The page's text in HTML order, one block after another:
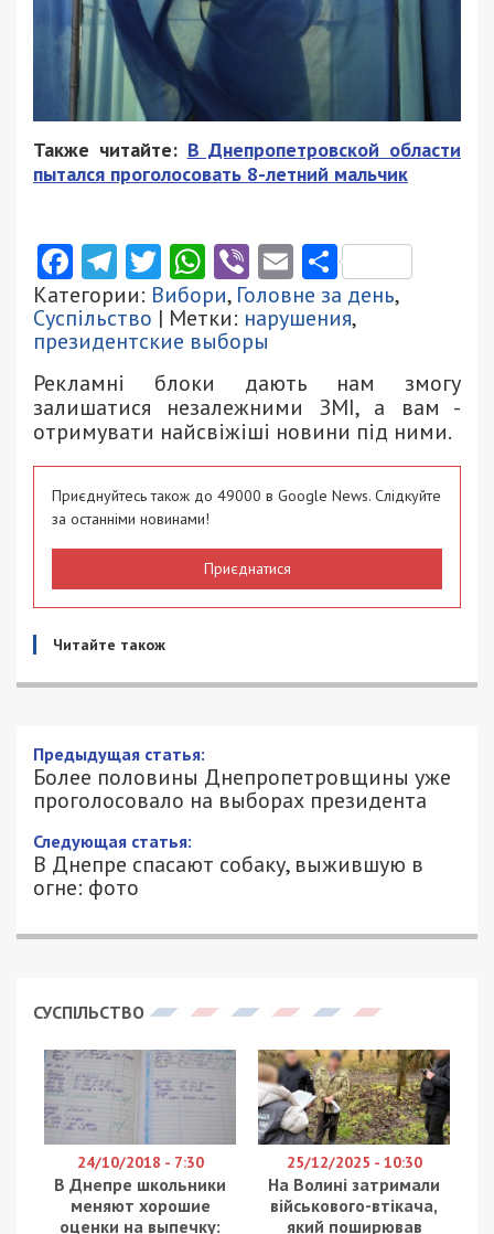
Также читайте: В Днепропетровской области
пытался проголосовать 8-летний мальчик
Facebook
Telegram
Twitter
WhatsApp
ViberEmail
Категории: Вибори, Головне за день,
Суспільство | Метки: нарушения,
президентские выборы
Рекламні блоки дають нам змогу
залишатися незалежними ЗМІ, а вам -
отримувати найсвіжіші новини під ними.
Приєднуйтесь також до 49000 в Google News. Слідкуйте
за останніми новинами!
Приєднатися
Читайте також
Более половины Днепропетровщины
уже проголосовало на выборах
президента
21/04/2019 - 16:26
АЛЕКСЕЙ ВАЛЕНКО - СПЕЦИАЛЬНО
проголосовали уже 50,91% избирателей.
Об этомсообщает Центральная избирательная
комиссия
. Как уже рассказывал49000.com.ua
такая высокая явка стала неожиданностью, ведь
экспертыговорили
о возможном спаде интереса
к избирательному процессу во втором туре. По
крайней мере, должны были отсеяться те люди,
которых не удовлетворяет ни один из
финалистов предвыборной гонки.